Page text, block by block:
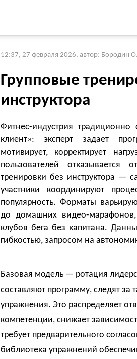
12:37, 27 февраля 2026, автор: Бородин О.
Групповые
инструктора
Фитнес-индустрия
клиент»: эксперт задает
мотивирует, корректирует
пользователей отказывается
тренировки без инструктора —
участники координируют
популярность. Форматы
до домашних видео-
клубов бега без капитана.
гибкостью, запросом на
Базовая модель — ротация
составляют программу, следят
упражнения. Это распределяет
компетенции, снижает
требует предварительного
библиотека упражнений